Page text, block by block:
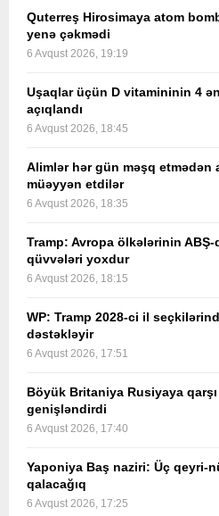
Quterreş Hirosimaya atom
yenə çəkmədi
6 Avqust 2026, 19:19
Uşaqlar üçün D vitamininin 4
açıqlandı
6 Avqust 2026, 18:45
Alimlər hər gün məşq etmədən
müəyyən etdilər
6 Avqust 2026, 18:35
Tramp: Avropa ölkələrinin
qüvvələri yoxdur
6 Avqust 2026, 18:15
WP: Tramp 2028-ci il
dəstəkləyir
6 Avqust 2026, 17:51
Böyük Britaniya Rusiyaya qarşı
genişləndirdi
6 Avqust 2026, 17:40
Yaponiya Baş naziri: Üç qeyri-
qalacağıq
6 Avqust 2026, 17:25